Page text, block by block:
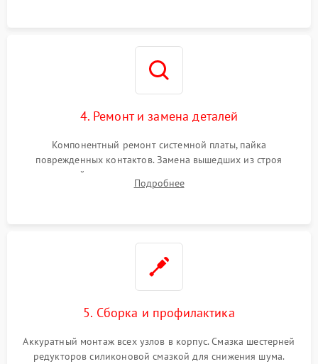
4. Ремонт и замена деталей
Компонентный ремонт системной платы, пайка
поврежденных контактов. Замена вышедших из строя
двигателей, изношенного аккумулятора, неисправного
лидара или помпы подачи воды. Восстановление шлейфов и
Подробнее
5. Сборка и профилактика
Аккуратный монтаж всех узлов в корпус. Смазка шестерней
редукторов силиконовой смазкой для снижения шума.